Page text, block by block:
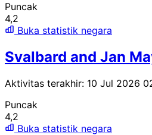
Puncak
4,2
Buka statistik negara
Svalbard and Jan
Aktivitas terakhir: 10 Jul 2026
Puncak
4,2
Buka statistik negara